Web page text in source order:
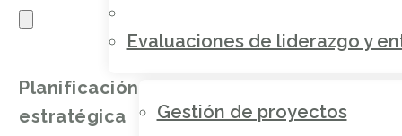
Evaluaciones de liderazgo y
Planificación
estratégica
Gestión de proyectos